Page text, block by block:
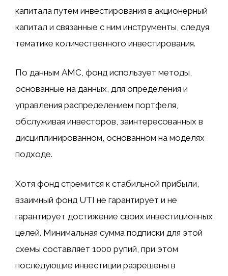
капитала путем инвестирования в акционерный
капитал и связанные с ним инструменты, следуя
тематике количественного инвестирования.
По данным AMC, фонд использует методы,
основанные на данных, для определения и
управления распределением портфеля,
обслуживая инвесторов, заинтересованных в
дисциплинированном, основанном на моделях
подходе.
Хотя фонд стремится к стабильной прибыли,
взаимный фонд UTI не гарантирует и не
гарантирует достижение своих инвестиционных
целей. Минимальная сумма подписки для этой
схемы составляет 1000 рупий, при этом
последующие инвестиции разрешены в